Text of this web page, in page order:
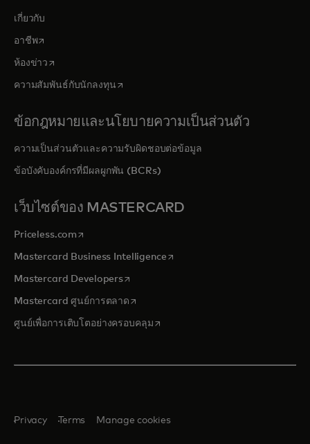
เกี่ยวกับ
อาชีพopens in a new tab
ห้องข่าว opens in a new tab
ความสัมพันธ์กับนักลงทุนopens in a new tab
ข้อกฎหมายและนโยบายความเป็นส่วนตัว
ความเป็นส่วนตัวและความรับผิดชอบต่อข้อมูล
ข้อบังคับองค์กรที่มีผลผูกพัน (BCRs)
เว็บไซต์ของ MASTERCARD
Priceless.com opens in a new tab
Mastercard Business Intelligenceopens in a new tab
Mastercard Developersopens in a new tab
Mastercard ศูนย์การตลาด opens in a new tab
ศูนย์เพื่อการเติบโตอย่างครอบคลุมopens in a new tab
Privacy Terms Manage cookies